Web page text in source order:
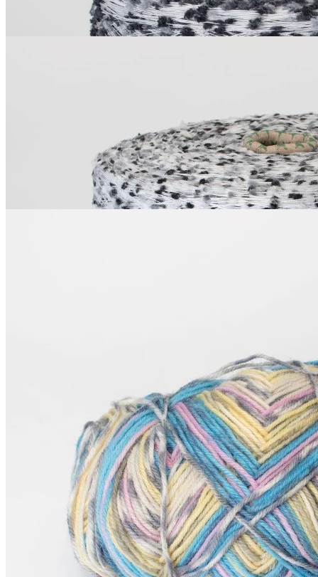
Купить
550₽
за 100 г
Купить
Мы используем файлы cookie,
чтобы улучшить работу сайта и предоставить вам
больше возможностей. Также, к сайту подключен сервис
веб аналитики Яндекс Метрика, использующий cookie.
Продолжая использовать сайт, вы соглашаетесь с
условиями использования cookie.